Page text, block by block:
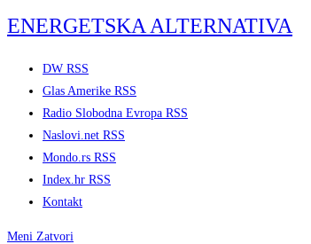
Skip
to
ENERGETSKA ALTERNATIVA
DW RSS
Glas Amerike RSS
Radio Slobodna Evropa RSS
Naslovi.net RSS
Mondo.rs RSS
Index.hr RSS
Kontakt
Meni Zatvori